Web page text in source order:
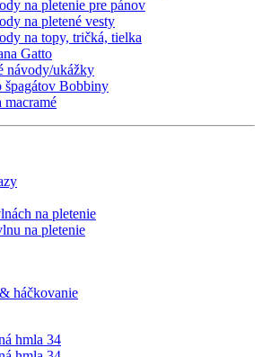
na pletenie pre pánov
na pletené vesty
na topy, tričká, tielka
Gatto
návody/ukážky
špagátov Bobbiny
na pletenie
na pletenie
háčkovanie